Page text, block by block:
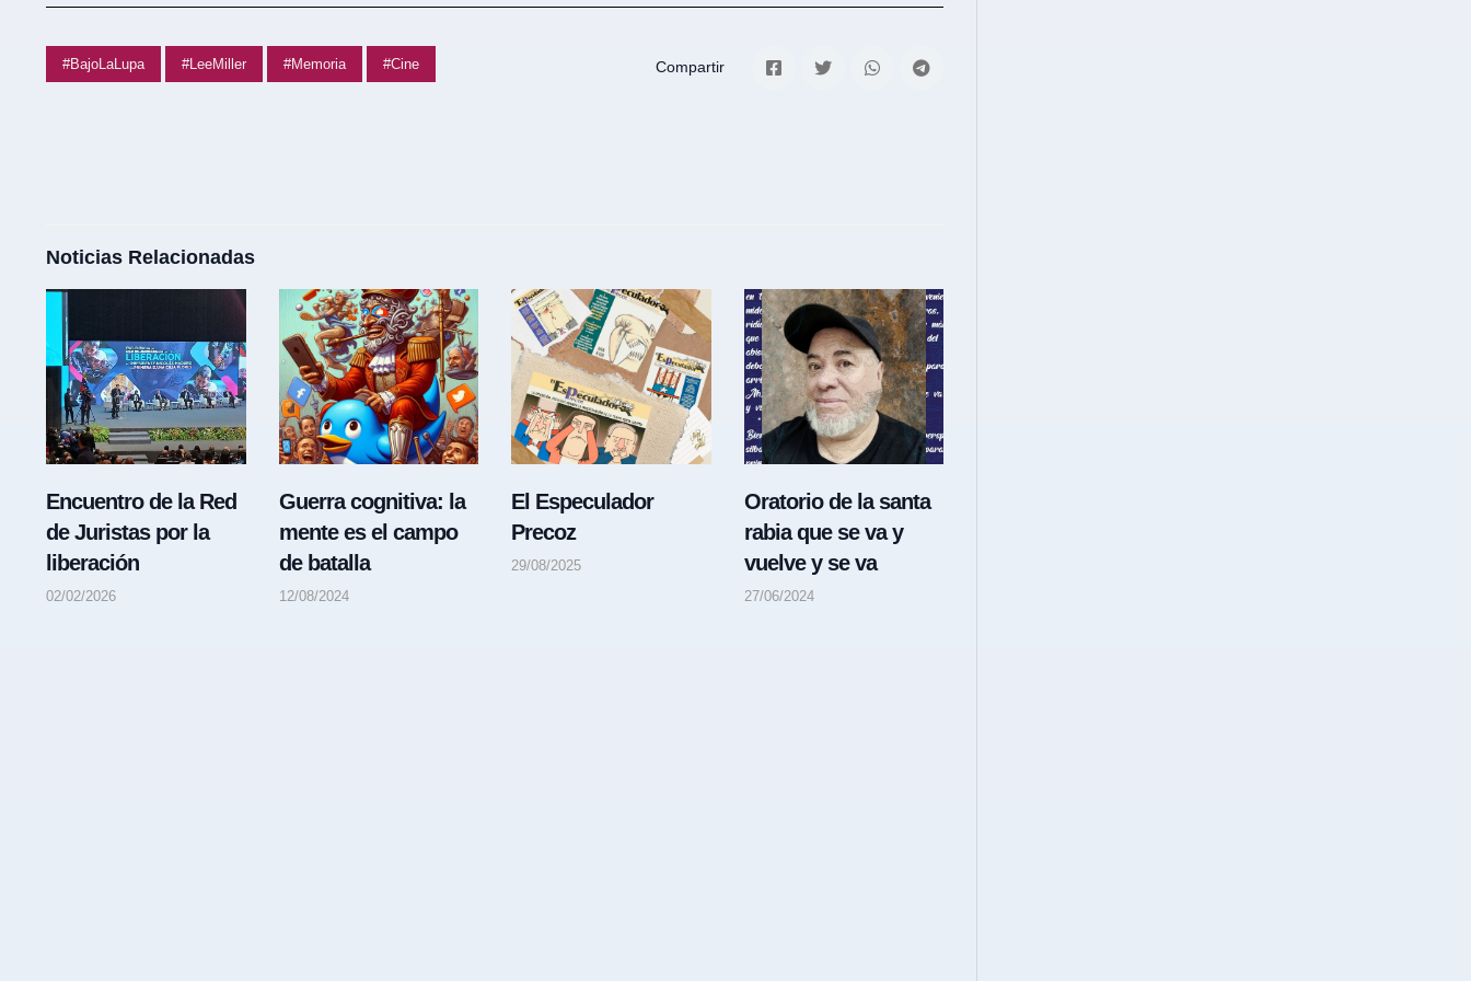
#BajoLaLupa #LeeMiller #Memoria #Cine Compartir
Noticias Relacionadas
Encuentro de la Red
de Juristas por la
liberación
02/02/2026
Guerra cognitiva: la
mente es el campo
de batalla
12/08/2024
El Especulador
Precoz
29/08/2025
Oratorio de la santa
rabia que se va y
vuelve y se va
27/06/2024